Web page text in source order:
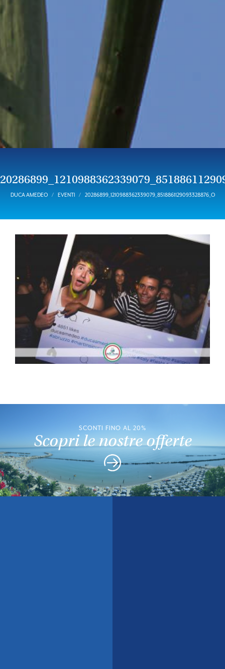
DUCA AMEDEO EVENTI 20286899_1210988362339079_8518861129093328876_O
SCONTI FINO AL 20%
Scopri le nostre offerte